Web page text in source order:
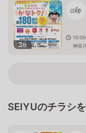
3枚
神奈
SEIYUのチラシ